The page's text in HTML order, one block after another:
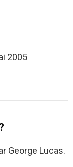
2005
George Lucas.